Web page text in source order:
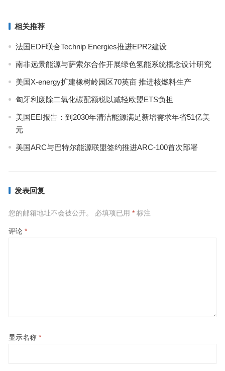
相关推荐
法国EDF联合Technip Energies推进EPR2建设
南非远景能源与萨索尔合作开展绿色氢能系统概念设计研究
美国X-energy扩建橡树岭园区70英亩 推进核燃料生产
匈牙利废除二氧化碳配额税以减轻欧盟ETS负担
美国EEI报告：到2030年清洁能源满足新增需求年省51亿美
元
美国ARC与巴特尔能源联盟签约推进ARC-100首次部署
发表回复
您的邮箱地址不会被公开。 必填项已用 *标注
评论 *
显示名称 *